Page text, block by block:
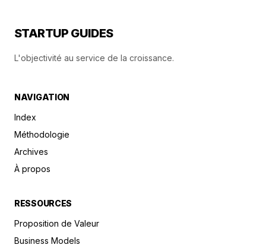
STARTUP GUIDES
L'objectivité au service de la croissance.
NAVIGATION
Index
Méthodologie
Archives
À propos
RESSOURCES
Proposition de Valeur
Business Models